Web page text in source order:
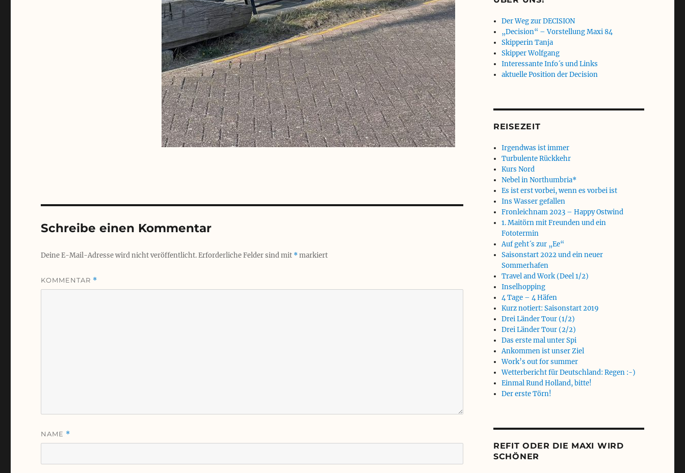
Schreibe einen Kommentar
Deine E-Mail-Adresse wird nicht veröffentlicht.Erforderliche Felder sind mit *markiert
KOMMENTAR *
NAME *
Der Weg zur DECISION
„Decision“ – Vorstellung Maxi 84
Skipperin Tanja
Skipper Wolfgang
Interessante Info´s und Links
aktuelle Position der Decision
REISEZEIT
Irgendwas ist immer
Turbulente Rückkehr
Kurs Nord
Nebel in Northumbria*
Es ist erst vorbei, wenn es vorbei ist
Ins Wasser gefallen
Fronleichnam 2023 – Happy Ostwind
1. Maitörn mit Freunden und ein
Fototermin
Auf geht´s zur „Ee“
Saisonstart 2022 und ein neuer
Sommerhafen
Travel and Work (Deel 1/2)
Inselhopping
4 Tage – 4 Häfen
Kurz notiert: Saisonstart 2019
Drei Länder Tour (1/2)
Drei Länder Tour (2/2)
Das erste mal unter Spi
Ankommen ist unser Ziel
Work’s out for summer
Wetterbericht für Deutschland: Regen :-)
Einmal Rund Holland, bitte!
Der erste Törn!
REFIT ODER DIE MAXI WIRD
SCHÖNER